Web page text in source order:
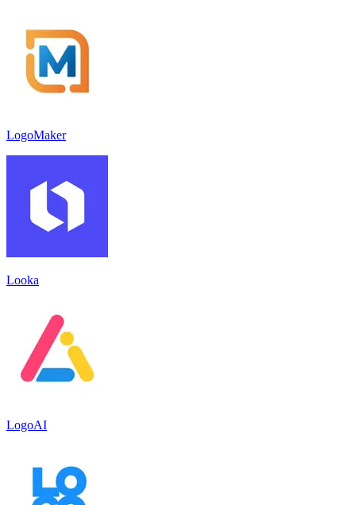
LogoMaker
Looka
LogoAI